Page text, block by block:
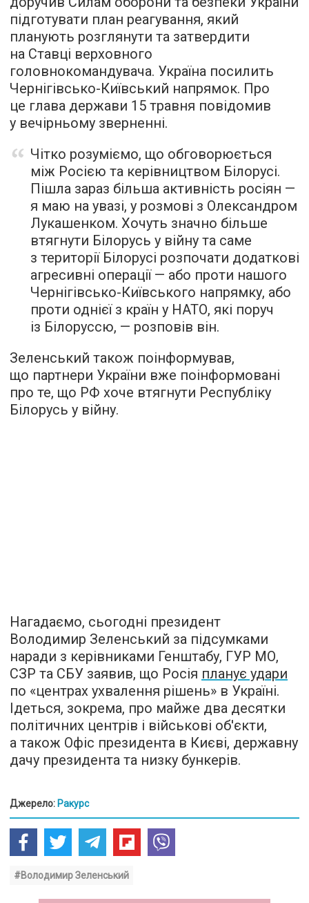
підготувати план реагування, який
планують розглянути та затвердити
на Ставці верховного
головнокомандувача. Україна посилить
Чернігівсько-Київський напрямок. Про
це глава держави 15 травня повідомив
у вечірньому зверненні.
Чітко розуміємо, що обговорюється
між Росією та керівництвом Білорусі.
Пішла зараз більша активність росіян —
я маю на увазі, у розмові з Олександром
Лукашенком. Хочуть значно більше
втягнути Білорусь у війну та саме
з території Білорусі розпочати додаткові
агресивні операції — або проти нашого
Чернігівсько-Київського напрямку, або
проти однієї з країн у НАТО, які поруч
із Білоруссю, — розповів він.
Зеленський також поінформував,
що партнери України вже поінформовані
про те, що РФ хоче втягнути Республіку
Білорусь у війну.
Нагадаємо, сьогодні президент
Володимир Зеленський за підсумками
наради з керівниками Генштабу, ГУР МО,
СЗР та СБУ заявив, що Росія планує удари
по «центрах ухвалення рішень» в Україні.
Ідеться, зокрема, про майже два десятки
політичних центрів і військові об'єкти,
а також Офіс президента в Києві, державну
дачу президента та низку бункерів.
Джерело: Ракурс
#Володимир Зеленський